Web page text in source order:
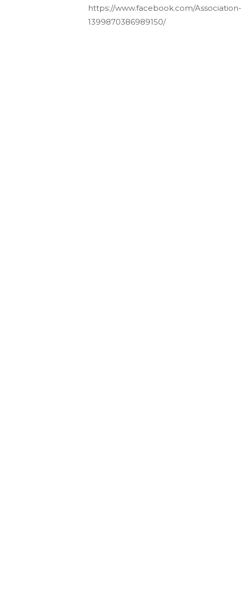
https://www.facebook.com/
1399870386989150/